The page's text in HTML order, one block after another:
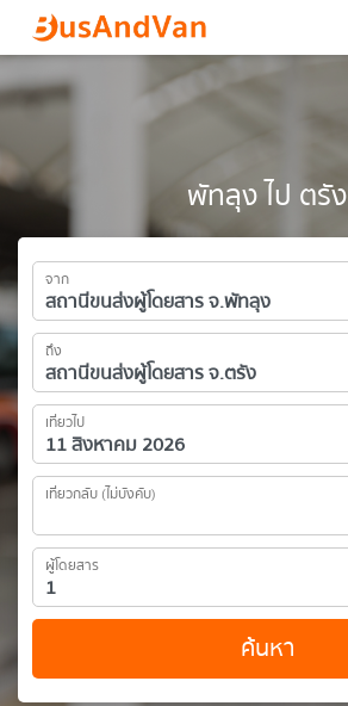
พัทลุง ไป ตรัง
จาก
ถึง
เที่ยวไป
เที่ยวกลับ (ไม่บังคับ)
ผู้โดยสาร
ค้นหา